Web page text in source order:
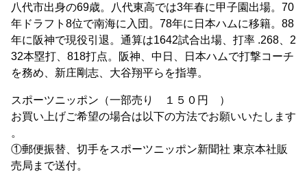
八代市出身の69歳。八代東高では3年春に甲子園出場。70
年ドラフト8位で南海に入団。78年に日本ハムに移籍。88
年に阪神で現役引退。通算は1642試合出場、打率 .268、2
32本塁打、818打点。阪神、中日、日本ハムで打撃コーチ
を務め、新庄剛志、大谷翔平らを指導。
スポーツニッポン（一部売り １５０円 ）
お買い上げご希望の場合は以下の方法でお願いいたします
。
①郵便振替、切手をスポーツニッポン新聞社 東京本社販
売局まで送付。